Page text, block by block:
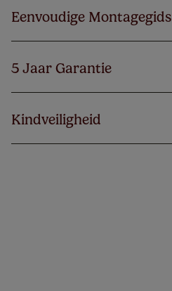
Eenvoudige Montagegids
5 Jaar Garantie
Kindveiligheid